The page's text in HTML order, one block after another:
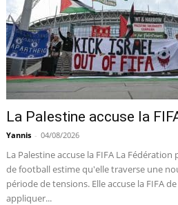
La Palestine accuse la
Yannis - 04/08/2026
La Palestine accuse la FIFA La
de football estime qu'elle traverse une
période de tensions. Elle accuse la FIFA
appliquer...